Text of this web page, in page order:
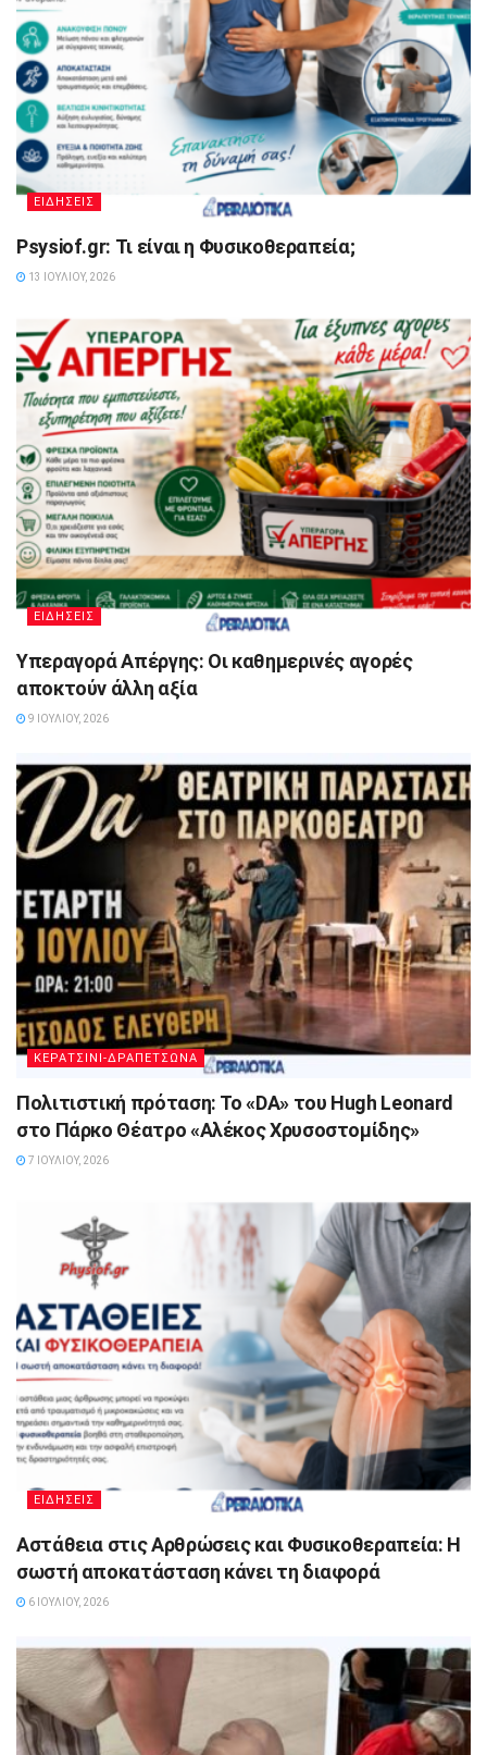
ΕΙΔΗΣΕΙΣ
Psysiof.gr: Τι είναι η Φυσικοθεραπεία;
13 ΙΟΥΛΊΟΥ, 2026
ΕΙΔΗΣΕΙΣ
Υπεραγορά Απέργης: Οι καθημερινές αγορές
αποκτούν άλλη αξία
9 ΙΟΥΛΊΟΥ, 2026
ΚΕΡΑΤΣΙΝΙ-ΔΡΑΠΕΤΣΩΝΑ
Πολιτιστική πρόταση: Το «DA» του Hugh Leonard
στο Πάρκο Θέατρο «Αλέκος Χρυσοστομίδης»
7 ΙΟΥΛΊΟΥ, 2026
ΕΙΔΗΣΕΙΣ
Αστάθεια στις Αρθρώσεις και Φυσικοθεραπεία: Η
σωστή αποκατάσταση κάνει τη διαφορά
6 ΙΟΥΛΊΟΥ, 2026